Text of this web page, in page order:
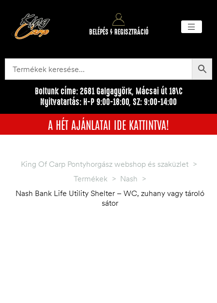
BELÉPÉS / REGISZTRÁCIÓ
Boltunk címe: 2681 Galgagyörk, Mácsai út 18\C
Nyitvatartás: H-P 9:00-18:00, SZ: 9:00-14:00
A HÉT AJÁNLATAI IDE KATTINTVA!
King Of Carp Pontyhorgász webshop és szaküzlet >
Termékek > Nash >
Nash Bank Life Utility Shelter – WC, zuhany vagy tároló
sátor